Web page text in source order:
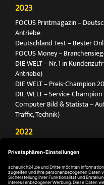
2023
FOCUS Printmagazin –
Antriebe
Deutschland Test – Bester
FOCUS Money –
DIE WELT – Nr. 1 in
Antriebe)
DIE WELT – Preis-Champion
DIE WELT – Service-
Computer Bild & Statista –
Traffic, Technik)
2022
Antriebe
Deutschland Test – Bester
FOCUS Money –